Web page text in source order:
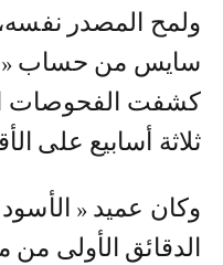
ولمح المصدر
سايس من حساب «
كشفت الفحوصات
ثلاثة أسابيع على
وكان عميد «
الدقائق الأولى من